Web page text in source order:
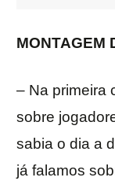
MONTAGEM
– Na primeira
sobre
sabia o dia a
já falamos